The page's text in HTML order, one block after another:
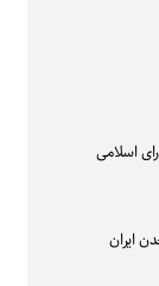
اسلامی
ایران